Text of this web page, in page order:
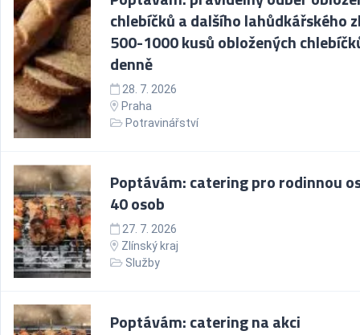
chlebíčků a dalšího lahůdkářského
500-1000 kusů obložených
denně
28. 7. 2026
Praha
Potravinářství
Poptávám: catering pro rodinnou
40 osob
27. 7. 2026
Zlínský kraj
Služby
Poptávám: catering na akci